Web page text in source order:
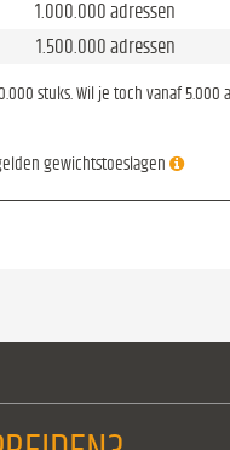
1.000.000 adressen
1.500.000 adressen
stuks. Wil je toch vanaf
gewichtstoeslagen